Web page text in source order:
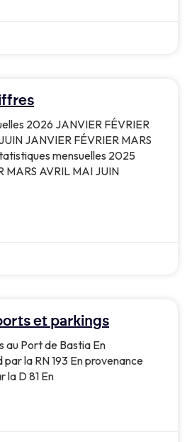
2026 JANVIER FÉVRIER
JANVIER FÉVRIER MARS
mensuelles 2025
MARS AVRIL MAI JUIN
et parkings
au Port de Bastia En
la RN 193 En provenance
la D 81 En